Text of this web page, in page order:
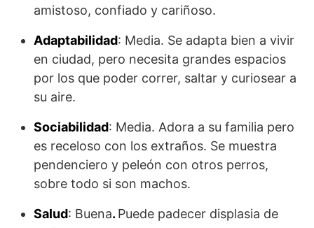
amistoso, confiado y cariñoso.
Adaptabilidad: Media. Se adapta bien a vivir
en ciudad, pero necesita grandes espacios
por los que poder correr, saltar y curiosear a
su aire.
Sociabilidad: Media. Adora a su familia pero
es receloso con los extraños. Se muestra
pendenciero y peleón con otros perros,
sobre todo si son machos.
Salud: Buena. Puede padecer displasia de